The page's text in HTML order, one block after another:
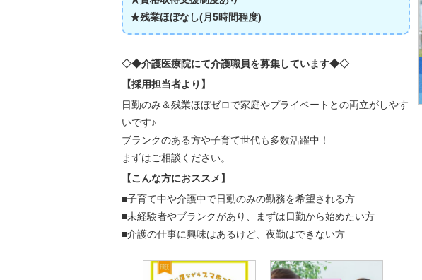
★残業ほぼなし(月5時間程度)
◇◆介護医療院にて介護職員を募集しています◆◇
【採用担当者より】
日勤のみ＆残業ほぼゼロで家庭やプライベートとの両立がしやす
いです♪
ブランクのある方や子育て世代も多数活躍中！
まずはご相談ください。
【こんな方におススメ】
■子育て中や介護中で日勤のみの勤務を希望される方
■未経験者やブランクがあり、まずは日勤から始めたい方
■介護の仕事に興味はあるけど、夜勤はできない方